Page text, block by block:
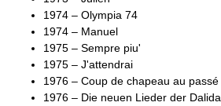
1974 – Olympia 74
1974 – Manuel
1975 – Sempre piu'
1975 – J'attendrai
1976 – Coup de chapeau au passé
1976 – Die neuen Lieder der Dalida